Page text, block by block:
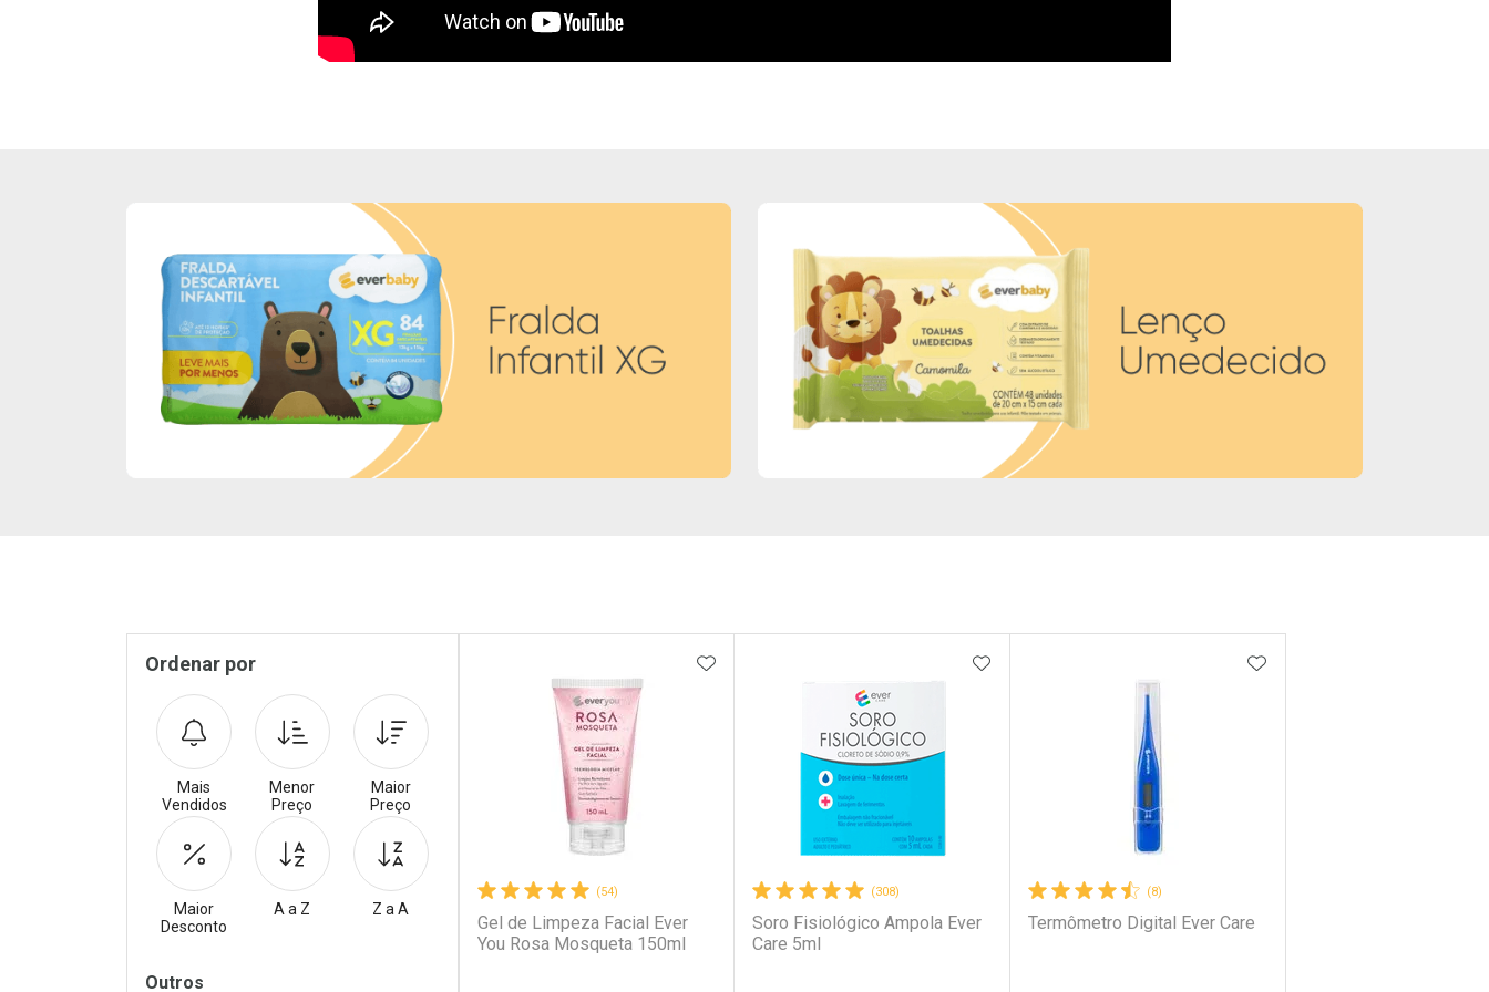
(54)
Gel de Limpeza Facial Ever
You Rosa Mosqueta 150ml
ADICIONAR AOS FAVORITOS
(308)
Soro Fisiológico Ampola Ever
Care 5ml
ADICIONAR AOS FAVORITOS
(8)
Termômetro Digital Ever Care
ADICIONAR AOS
Sidebar
Ordenar por
Mais
Vendidos
Menor
Preço
Maior
Preço
Maior
Desconto
A a Z Z a A
Filtros
Outros